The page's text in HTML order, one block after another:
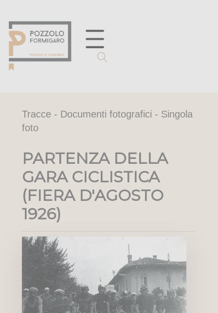
Tracce - Documenti fotografici - Singola
foto
PARTENZA DELLA
GARA CICLISTICA
(FIERA D'AGOSTO
1926)